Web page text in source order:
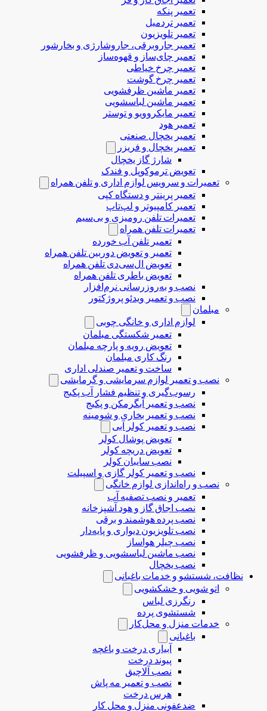
تعمیر پنکه
تعمیر تردمیل
تعمیر تلویزیون
تعمیر جاروبرقی، جاروشارژی و بخارشور
تعمیر چای‌ساز و قهوه‌ساز
تعمیر چرخ خیاطی
تعمیر چرخ گوشت
تعمیر ماشین ظرفشویی
تعمیر ماشین لباسشویی
تعمیر مایکروویو و توستر
تعمیر هود
تعمیر یخچال صنعتی
تعمیر یخچال و فریزر
شارژ گاز یخچال
تعویض ترموکوپل و فندک
تعمیرات و سرویس لوازم اداری و تلفن همراه
تعمیر پرینتر و دستگاه کپی
تعمیر کامپیوتر و لپ‌تاپ
تعمیرات تلفن رومیزی و بی‌سیم
تعمیرات تلفن همراه
تعمیر تلفن آب خورده
تعمیر و تعویض دوربین تلفن همراه
تعویض ال‌سی‌دی تلفن همراه
تعویض باطری تلفن همراه
نصب و به‌روزرسانی نرم‌افزار
نصب و تعمیر ویدئو پروژکتور
مبلمان
لوازم اداری و خانگی چوبی
تعمیر شکستگی مبلمان
تعویض رویه و پارچه مبلمان
رنگ کاری مبلمان
ساخت و تعمیر صندلی اداری
نصب و تعمیر لوازم سرمایشی و گرمایشی
رسوب‌گیری و تنظیم فشار آب پکیج
نصب و تعمیر آبگرمکن و پکیج
نصب و تعمیر بخاری و شومینه
نصب و تعمیر کولر آبی
تعویض پوشال کولر
تعویض دریچه کولر
نصب سایبان کولر
نصب و تعمیر کولر گازی و اسپیلت
نصب و راه‌اندازی لوازم خانگی
تعمیر و نصب تصفیه آب
نصب اجاق گاز و هود آشپزخانه
نصب پرده هوشمند و برقی
نصب تلویزیون دیواری و پایه‌دار
نصب چیلر هواساز
نصب ماشین لباسشویی و ظرفشویی
نصب یخچال
نظافت، شستشو و خدمات باغبانی
اتو شویی و خشکشویی
رنگرزی لباس
شستشوی پرده
خدمات منزل و محل‌کار
باغبانی
آبیاری درخت و باغچه
پیوند درخت
نصب آلاچیق
نصب و تعمیر مه پاش
هرس درخت
ضدعفونی منزل و محل کار